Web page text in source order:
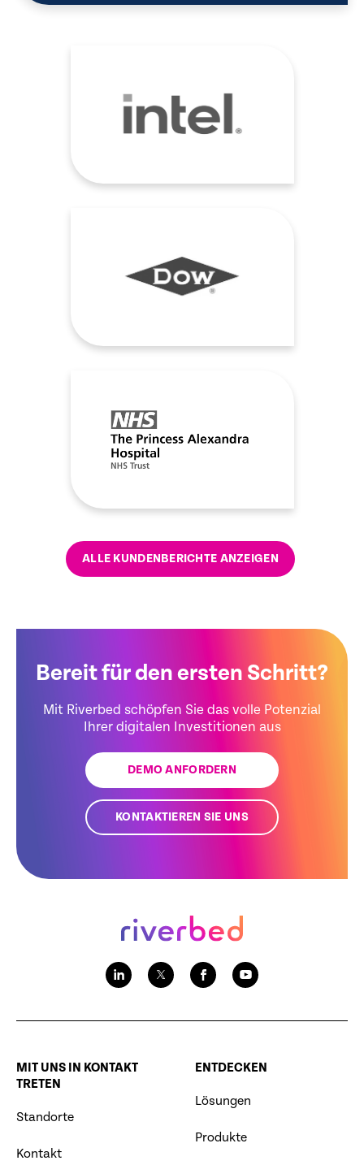
ALLE KUNDENBERICHTE ANZEIGEN
Bereit für den ersten Schritt?
Mit Riverbed schöpfen Sie das volle Potenzial
Ihrer digitalen Investitionen aus
DEMO ANFORDERN
KONTAKTIEREN SIE UNS
MIT UNS IN KONTAKT
TRETEN
Standorte
Kontakt
ENTDECKEN
Lösungen
Produkte